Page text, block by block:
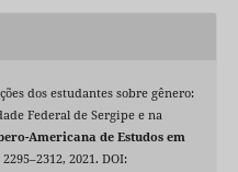
dos estudantes sobre gênero:
Federal de Sergipe e na
Americana de Estudos em
2021. DOI: